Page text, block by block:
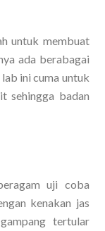
untuk membuat
ada berabagai
ini cuma untuk
sehingga badan
uji coba
kenakan jas
tertular